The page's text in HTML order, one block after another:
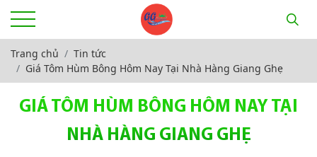
Trang chủ
Tin tức
Giá Tôm Hùm Bông Hôm Nay Tại Nhà Hàng Giang Ghẹ
GIÁ TÔM HÙM BÔNG HÔM NAY TẠI
NHÀ HÀNG GIANG GHẸ